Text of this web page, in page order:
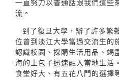
一直努力以普通話跟我們這些
流。
到了復旦大學，辦了許多繁
位曾到淡江大學當過交流生的
認識校園、採購生活用品、竭
海的土包子迅速融入當地生活
食堂好大、有五花八門的選擇